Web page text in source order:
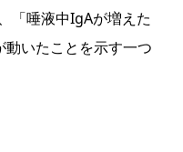
「唾液中IgAが増えた
動いたことを示す一つ